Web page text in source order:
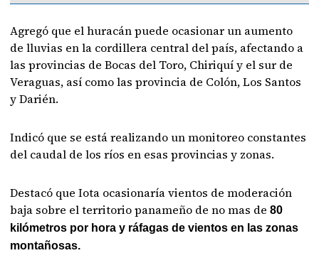
Agregó que el huracán puede ocasionar un aumento
de lluvias en la cordillera central del país, afectando a
las provincias de Bocas del Toro, Chiriquí y el sur de
Veraguas, así como las provincia de Colón, Los Santos
y Darién.
Indicó que se está realizando un monitoreo constantes
del caudal de los ríos en esas provincias y zonas.
Destacó que Iota ocasionaría vientos de moderación
baja sobre el territorio panameño de no mas de80
kilómetros por hora y ráfagas de vientos en las zonas
montañosas.